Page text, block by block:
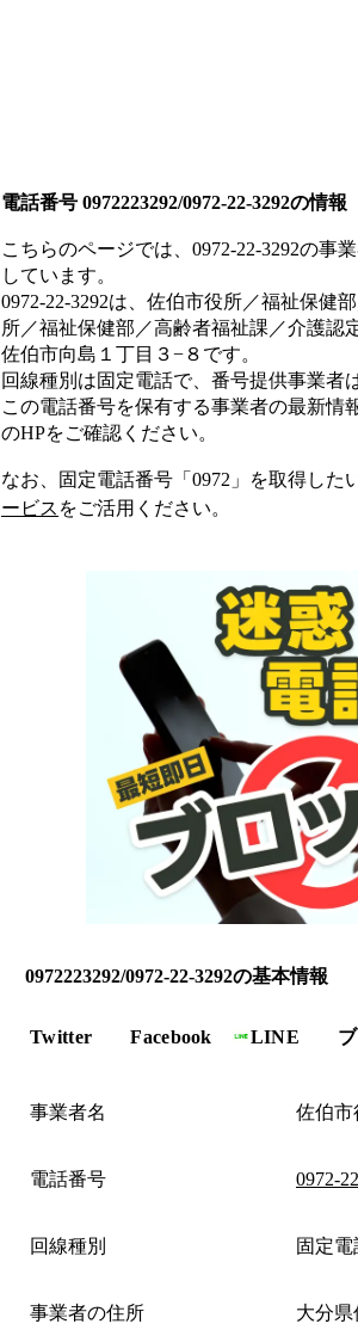
電話番号 0972223292/0972-22-3292の情報
こちらのページでは、 0972-22-3292の事
しています。
0972-22-3292は、 佐伯市役所／福祉保健
所／福祉保健部／高齢者福祉課／介護認
佐伯市向島１丁目３−８ です。
回線種別は固定電話で、番号提供事業者
この電話番号を保有する事業者の最新情
のHPをご確認ください。
なお、固定電話番号「 0972 」を取得した
ービス をご活用ください。
0972223292/0972-22-3292の基本情報
Twitter Facebook LINE
事業者名 佐伯市
電話番号 0972-
回線種別 固定電
事業者の住所 大分県